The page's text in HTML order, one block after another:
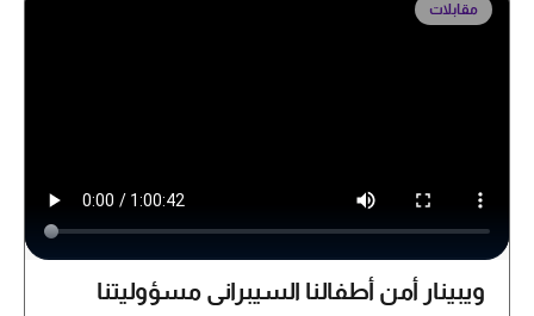
مقابلات
ويبينار أمن أطفالنا السيبراني مسؤوليتنا